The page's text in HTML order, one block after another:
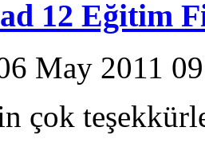
12 Eğitim
May 2011
çok